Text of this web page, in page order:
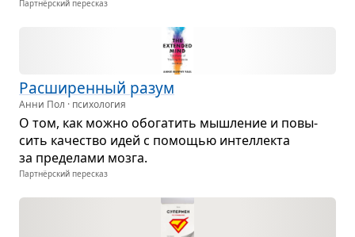
Партнёрский пересказ
Рас­ши­рен­ный разум
Анни Пол · психология
О том, как можно обо­га­тить мыш­ле­ние и повы­
сить каче­ство идей с помо­щью интел­лекта
за пре­де­лами мозга.
Партнёрский пересказ